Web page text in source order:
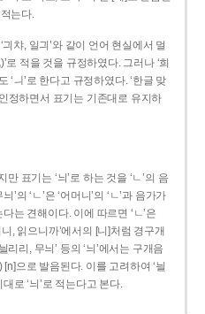
는다.
챠, 일긔’와 같이 언어 현실에서 멀
로 적을 것을 규정하였다. 그러나 ‘희
‘ㅢ’로 한다고 규정하였다. ‘한글 맞
정하면서 표기는 기존대로 유지하
만 표기는 ‘늬’로 하는 것을 ‘ㄴ’의 음
의 ‘ㄴ’은 ‘어머니’의 ‘ㄴ’과 음가가
는 견해이다. 이에 따르면 ‘ㄴ’은
, 읽으니까’에서의 [니]처럼 경구개
리, 무늬’ 등의 ‘늬’에서는 구개음
으로 발음된다. 이를 고려하여 ‘늴
로 ‘늬’로 적는다고 본다.